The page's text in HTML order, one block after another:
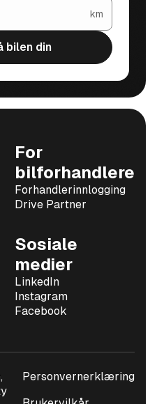
km
bilen din
For
bilforhandlere
Forhandlerinnlogging
Drive Partner
Sosiale
medier
LinkedIn
Instagram
Facebook
Personvernerklæring